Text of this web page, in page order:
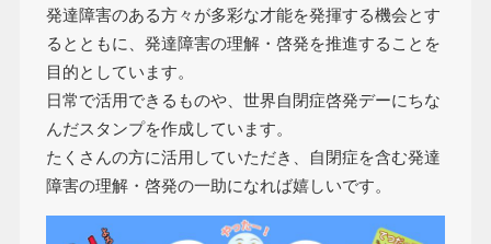
発達障害のある方々が多彩な才能を発揮する機会とす
るとともに、発達障害の理解・啓発を推進することを
目的としています。
日常で活用できるものや、世界自閉症啓発デーにちな
んだスタンプを作成しています。
たくさんの方に活用していただき、自閉症を含む発達
障害の理解・啓発の一助になれば嬉しいです。